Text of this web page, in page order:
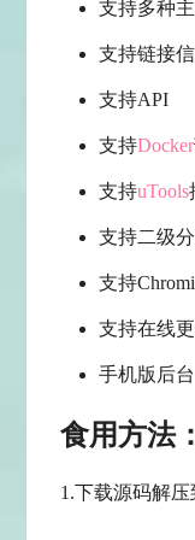
支持多种
支持链接
支持API
支持Docker
支持uTools
支持二级
支持
支持在线
手机版后台
食用方法：
1.下载源码解